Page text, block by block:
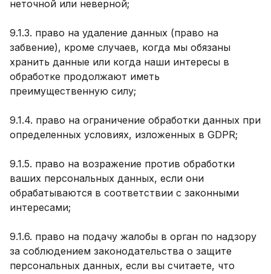
неточной или неверной;
9.1.3. право на удаление данных (право на
забвение), кроме случаев, когда мы обязаны
хранить данные или когда наши интересы в
обработке продолжают иметь
преимущественную силу;
9.1.4. право на ограничение обработки данных при
определенных условиях, изложенных в GDPR;
9.1.5. право на возражение против обработки
ваших персональных данных, если они
обрабатываются в соответствии с законными
интересами;
9.1.6. право на подачу жалобы в орган по надзору
за соблюдением законодательства о защите
персональных данных, если вы считаете, что